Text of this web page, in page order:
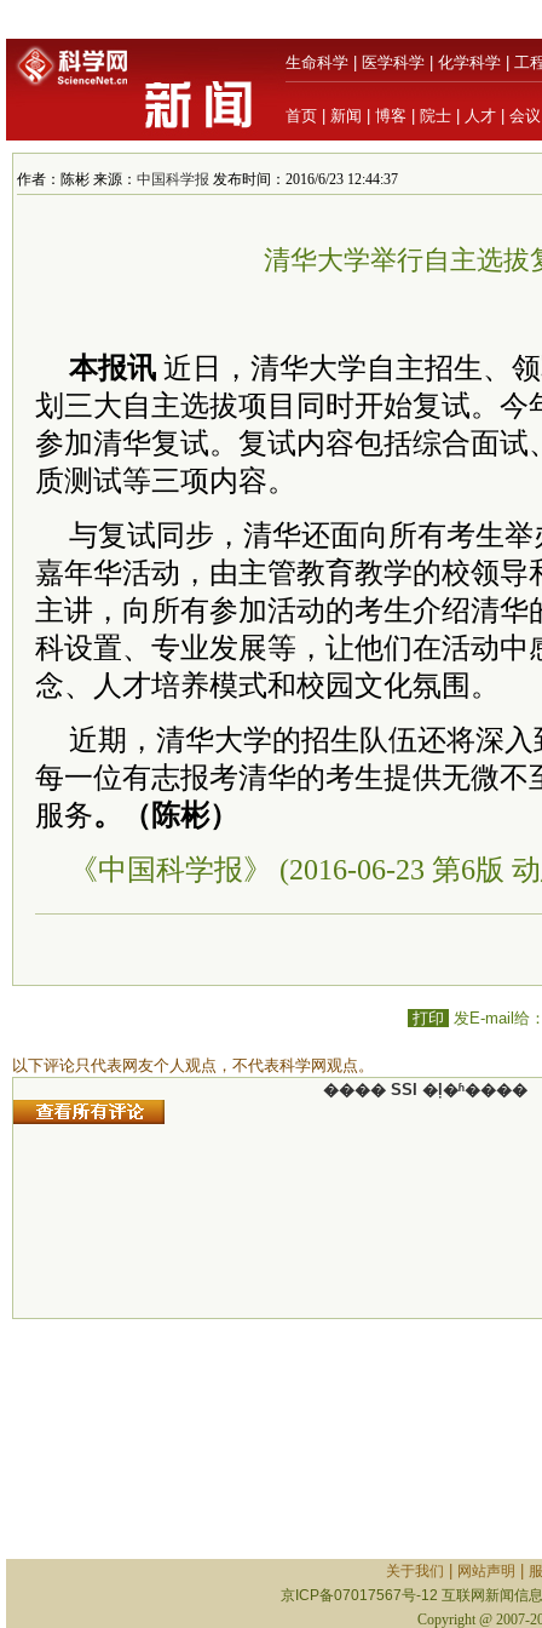
生命科学 医学科学 化学科学 工
首页 新闻 博客 院士 人才 会议
作者：陈彬 来源： 中国科学报 发布时间：2016/6/23 12:44:37
清华大学举行自主选拔
本报讯 近日，清华大学自主招生、
划三大自主选拔项目同时开始复试。今
参加清华复试。复试内容包括综合面试
质测试等三项内容。
与复试同步，清华还面向所有考生
嘉年华活动，由主管教育教学的校领导
主讲，向所有参加活动的考生介绍清华
科设置、专业发展等，让他们在活动中
念、人才培养模式和校园文化氛围。
近期，清华大学的招生队伍还将深
每一位有志报考清华的考生提供无微不
服务。（陈彬）
《中国科学报》 (2016-06-23 第6版
打印 发E-mail给
以下评论只代表网友个人观点，不代表科学网观点。
���� SSI �ļ�ʱ����
关于我们 网站声明
京ICP备07017567号-12 互联网新闻信
Copyright @ 2007-